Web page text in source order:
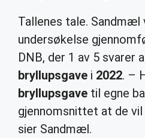
Tallenes tale. Sandmæl
undersøkelse
DNB, der 1 av 5 svarer
bryllupsgave i 2022. –
bryllupsgave til egne
gjennomsnittet at de vil
sier Sandmæl.